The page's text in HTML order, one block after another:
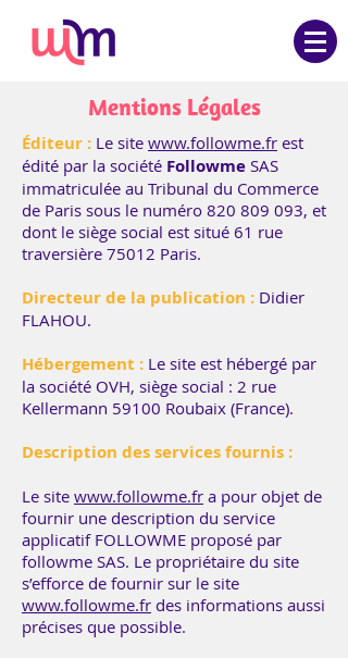
Mentions Légales
Éditeur : Le site www.followme.fr est
édité par la société Followme SAS
immatriculée au Tribunal du Commerce
de Paris sous le numéro 820 809 093, et
dont le siège social est situé 61 rue
traversière 75012 Paris.
Directeur de la publication : Didier
FLAHOU.
Hébergement : Le site est hébergé par
la société OVH, siège social : 2 rue
Kellermann 59100 Roubaix (France).
Description des services fournis :
Le site www.followme.fr a pour objet de
fournir une description du service
applicatif FOLLOWME proposé par
followme SAS. Le propriétaire du site
s’efforce de fournir sur le site
www.followme.fr des informations aussi
précises que possible.